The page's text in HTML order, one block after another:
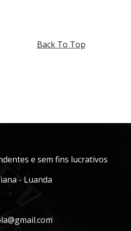
Back To Top
e sem fins lucrativos
- Luanda